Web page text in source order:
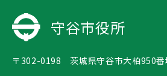
守谷市役所
〒302-0198 茨城県守谷市大柏950番